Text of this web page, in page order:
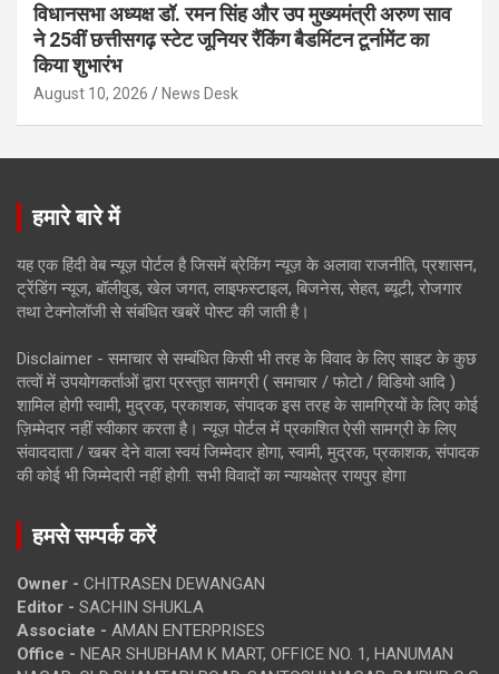
विधानसभा अध्यक्ष डॉ. रमन सिंह और उप मुख्यमंत्री अरुण साव
ने 25वीं छत्तीसगढ़ स्टेट जूनियर रैंकिंग बैडमिंटन टूर्नामेंट का
किया शुभारंभ
August 10, 2026 News Desk
हमारे बारे में
यह एक हिंदी वेब न्यूज़ पोर्टल है जिसमें ब्रेकिंग न्यूज़ के अलावा राजनीति, प्रशासन,
ट्रेंडिंग न्यूज, बॉलीवुड, खेल जगत, लाइफस्टाइल, बिजनेस, सेहत, ब्यूटी, रोजगार
तथा टेक्नोलॉजी से संबंधित खबरें पोस्ट की जाती है।
Disclaimer - समाचार से सम्बंधित किसी भी तरह के विवाद के लिए साइट के कुछ
तत्वों में उपयोगकर्ताओं द्वारा प्रस्तुत सामग्री ( समाचार / फोटो / विडियो आदि )
शामिल होगी स्वामी, मुद्रक, प्रकाशक, संपादक इस तरह के सामग्रियों के लिए कोई
ज़िम्मेदार नहीं स्वीकार करता है। न्यूज़ पोर्टल में प्रकाशित ऐसी सामग्री के लिए
संवाददाता / खबर देने वाला स्वयं जिम्मेदार होगा, स्वामी, मुद्रक, प्रकाशक, संपादक
की कोई भी जिम्मेदारी नहीं होगी. सभी विवादों का न्यायक्षेत्र रायपुर होगा
हमसे सम्पर्क करें
Owner - CHITRASEN DEWANGAN
Editor - SACHIN SHUKLA
Associate - AMAN ENTERPRISES
Office - NEAR SHUBHAM K MART, OFFICE NO. 1, HANUMAN